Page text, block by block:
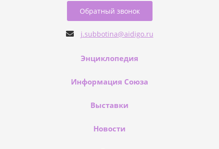
Обратный звонок
j.subbotina@aidigo.ru
Энциклопедия
Информация Союза
Выставки
Новости